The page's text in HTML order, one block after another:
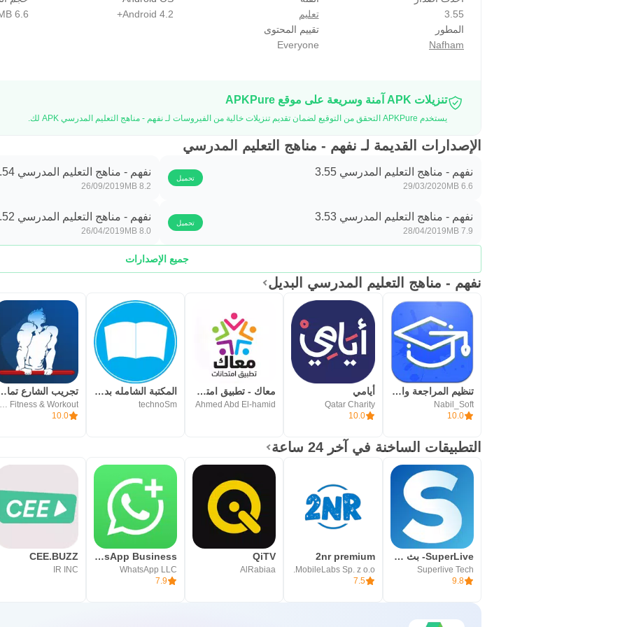
- تحديد الأهداف.
- الخط العربي - نسخ ورقعة.
3.55
تعليم
Android 4.2+
6.6 MB
المطور
Nafham
تقييم المحتوى
Everyone
تنزيلات APK آمنة وسريعة على موقع APKPure
يستخدم APKPure التحقق من التوقيع لضمان تقديم تنزيلات خالية من الفيروسات لـ نفهم - مناهج التعليم المدرسي APK لك.
الإصدارات القديمة لـ نفهم - مناهج التعليم المدرسي
نفهم - مناهج التعليم المدرسي 3.55
6.6 MB
29/03/2020
تحميل نفهم - مناهج التعليم المدرسي 3.54
8.2 MB
26/09/2019
نفهم - مناهج التعليم المدرسي 3.53
7.9 MB
28/04/2019
تحميل نفهم - مناهج التعليم المدرسي 3.52
8.0 MB
26/04/2019
جميع الإصدارات
نفهم - مناهج التعليم المدرسي البديل
تنظيم المراجعة والدراسة
Nabil_Soft
10.0
أيامي
Qatar Charity
10.0
معاك - تطبيق امتحانات
Ahmed Abd El-hamid
المكتبة الشامله بدون نت
technoSm
تجريب الشارع
& Workout
10.0
التطبيقات الساخنة في آخر 24 ساعة
SuperLive- بث مباشر و دردشة
Superlive Tech
9.8
2nr premium
MobileLabs Sp. z o.o.
7.5
QiTV
AlRabiaa
WhatsApp Business
WhatsApp LLC
7.9
CEE.BUZZ
IR INC